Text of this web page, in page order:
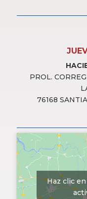
PROL.
76168
Haz clic